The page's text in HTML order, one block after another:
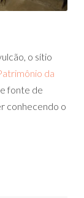
o sítio
da
fonte de
conhecendo o